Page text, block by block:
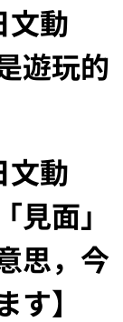
文動
遊玩的
文動
見面」
思，今
す】